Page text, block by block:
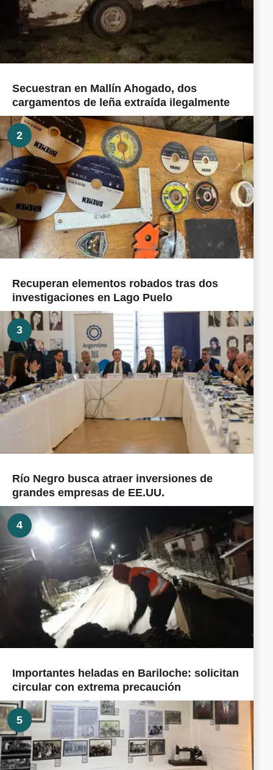
Secuestran en Mallín Ahogado, dos
cargamentos de leña extraída ilegalmente
2
Recuperan elementos robados tras dos
investigaciones en Lago Puelo
3
Río Negro busca atraer inversiones de
grandes empresas de EE.UU.
4
Importantes heladas en Bariloche: solicitan
circular con extrema precaución
5